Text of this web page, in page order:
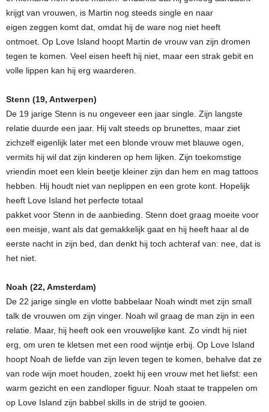
krijgt van vrouwen, is Martin nog steeds single en naar
eigen zeggen komt dat, omdat hij de ware nog niet heeft
ontmoet. Op Love Island hoopt Martin de vrouw van zijn dromen
tegen te komen. Veel eisen heeft hij niet, maar een strak gebit en
volle lippen kan hij erg waarderen.
Stenn (19, Antwerpen)
De 19 jarige Stenn is nu ongeveer een jaar single. Zijn langste
relatie duurde een jaar. Hij valt steeds op brunettes, maar ziet
zichzelf eigenlijk later met een blonde vrouw met blauwe ogen,
vermits hij wil dat zijn kinderen op hem lijken. Zijn toekomstige
vriendin moet een klein beetje kleiner zijn dan hem en mag tattoos
hebben. Hij houdt niet van neplippen en een grote kont. Hopelijk
heeft Love Island het perfecte totaal
pakket voor Stenn in de aanbieding. Stenn doet graag moeite voor
een meisje, want als dat gemakkelijk gaat en hij heeft haar al de
eerste nacht in zijn bed, dan denkt hij toch achteraf van: nee, dat is
het niet.
Noah (22, Amsterdam)
De 22 jarige single en vlotte babbelaar Noah windt met zijn small
talk de vrouwen om zijn vinger. Noah wil graag de man zijn in een
relatie. Maar, hij heeft ook een vrouwelijke kant. Zo vindt hij niet
erg, om uren te kletsen met een rood wijntje erbij. Op Love Island
hoopt Noah de liefde van zijn leven tegen te komen, behalve dat ze
van rode wijn moet houden, zoekt hij een vrouw met het liefst: een
warm gezicht en een zandloper figuur. Noah staat te trappelen om
op Love Island zijn babbel skills in de strijd te gooien.